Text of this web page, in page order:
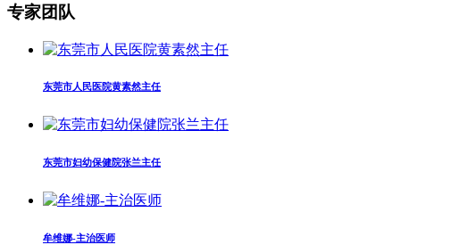
专家团队
东莞市人民医院黄素然主任
东莞市妇幼保健院张兰主任
牟维娜-主治医师